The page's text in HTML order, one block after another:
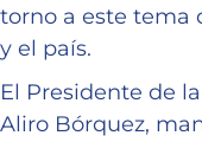
torno a este tema
y el país.
El Presidente de
Aliro Bórquez,